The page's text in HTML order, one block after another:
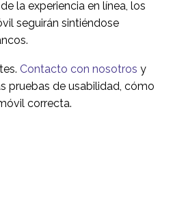
la experiencia en línea, los
seguirán sintiéndose
Contacto con nosotros y
pruebas de usabilidad, cómo
correcta.